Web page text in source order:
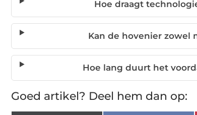
Hoe draagt
Kan de hovenier zowel
Hoe lang duurt het
Goed artikel? Deel hem dan op: